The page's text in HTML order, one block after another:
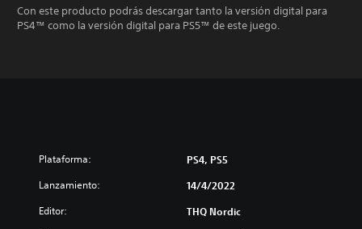
Con este producto podrás descargar tanto la versión digital para
PS4™ como la versión digital para PS5™ de este juego.
Plataforma: PS4, PS5
Lanzamiento: 14/4/2022
Editor: THQ Nordic